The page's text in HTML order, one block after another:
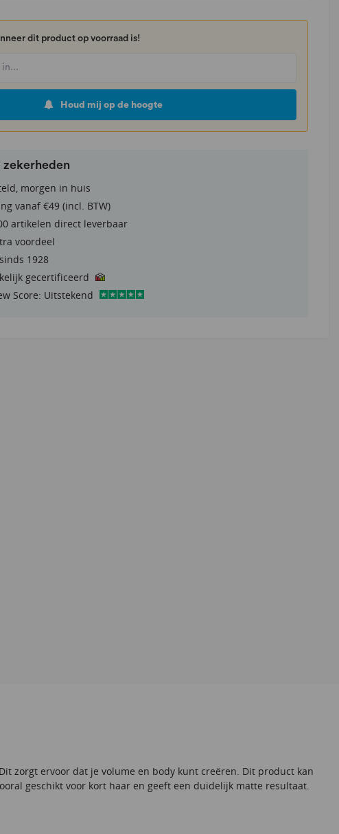
dit product op voorraad is!
Houd mij op de hoogte
zekerheden
morgen in huis
vanaf €49 (incl. BTW)
artikelen direct leverbaar
voordeel
1928
gecertificeerd
Score: Uitstekend
zorgt ervoor dat je volume en body kunt creëren. Dit product kan
geschikt voor kort haar en geeft een duidelijk matte resultaat.